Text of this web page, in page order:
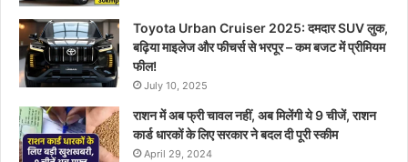
Toyota Urban Cruiser 2025: दमदार SUV लुक,
बढ़िया माइलेज और फीचर्स से भरपूर – कम बजट में प्रीमियम
फील!
July 10, 2025
राशन में अब फ्री चावल नहीं, अब मिलेंगी ये 9 चीजें, राशन
कार्ड धारकों के लिए सरकार ने बदल दी पूरी स्कीम
April 29, 2024